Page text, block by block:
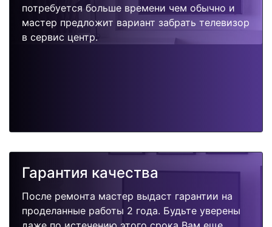
потребуется больше времени чем обычно и
мастер предложит вариант забрать телевизор
в сервис центр.
Гарантия качества
После ремонта мастер выдаст гарантии на
проделанные работы 2 года. Будьте уверены